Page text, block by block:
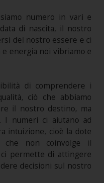
numero in vari e
di nascita, il nostro
del nostro essere e ci
energia noi vibriamo e
di comprendere i
ciò che abbiamo
il nostro destino, ma
I numeri ci aiutano ad
intuizione, cioè la dote
che non coinvolge il
permette di attingere
decisioni sul nostro